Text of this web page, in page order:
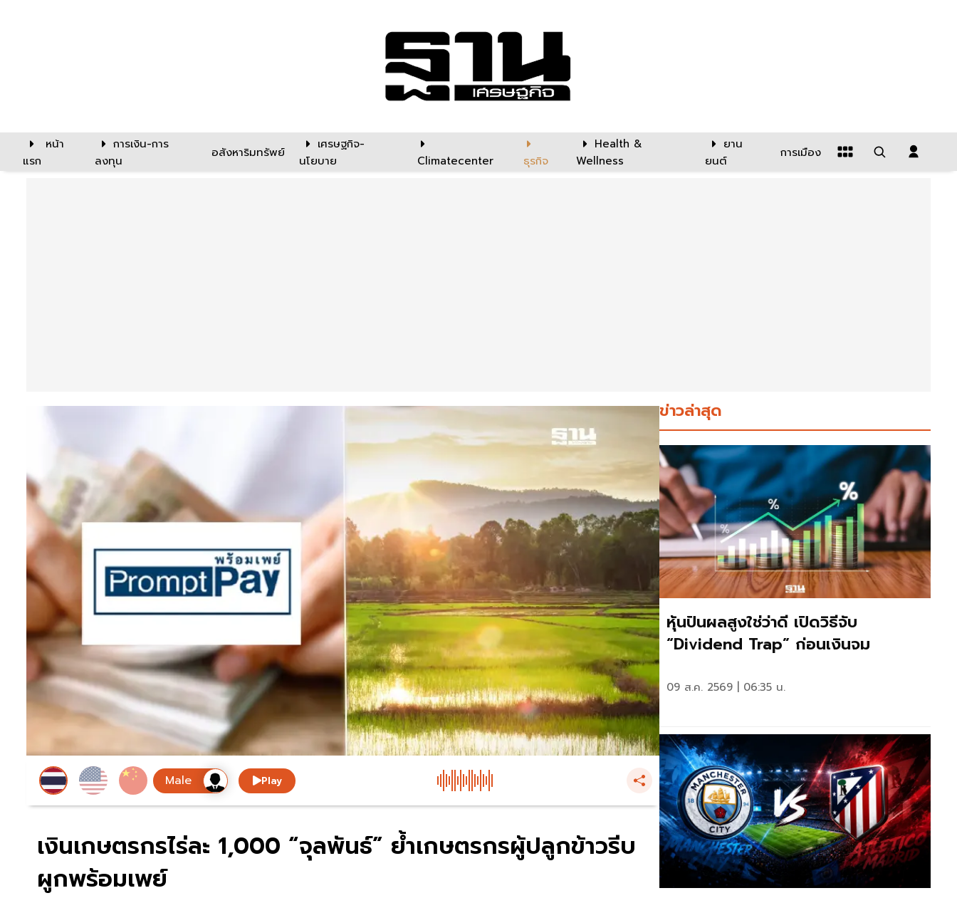
หน้า
แรก
การเงิน-การ
ลงทุน
อสังหาริมทรัพย์
เศรษฐกิจ-
นโยบาย
Climatecenter ธุรกิจ
Health &
Wellness
ยาน
ยนต์
การเมือง
Play
เงินเกษตรกรไร่ละ 1,000 “จุลพันธ์” ย้ำเกษตรกรผู้ปลูกข้าวรีบ
ผูกพร้อมเพย์
ข่าวล่าสุด
หุ้นปันผลสูงใช่ว่าดี เปิดวิธีจับ
“Dividend Trap” ก่อนเงินจม
09 ส.ค. 2569 | 06:35 น.